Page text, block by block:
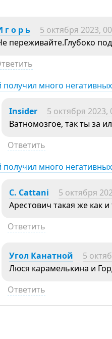
г о р ь 5 октября 2023,
переживайте.Глубоко
много
Insider 5 октября 2023,
Ватномозгое, так ты за
Ответить
много
C. Cattani 5 октября
Арестович такая же как
Ответить
Угол Канатной 5
Люся карамелькина и
Ответить